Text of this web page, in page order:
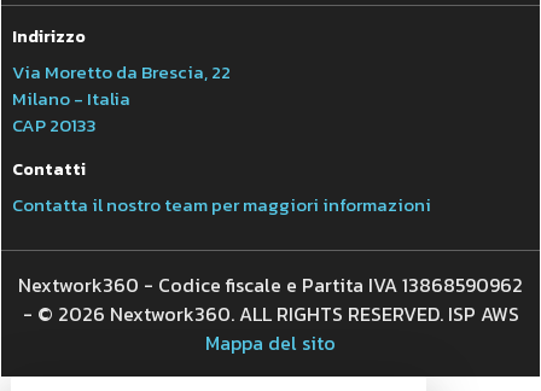
Indirizzo
Via Moretto da Brescia, 22
Milano - Italia
CAP 20133
Contatti
Contatta il nostro team per maggiori informazioni
Nextwork360 - Codice fiscale e Partita IVA 13868590962
- © 2026 Nextwork360. ALL RIGHTS RESERVED. ISP AWS
Mappa del sito